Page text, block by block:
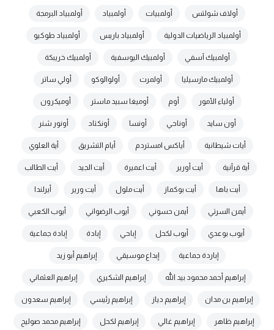
أولاف شولتس أولمبيات أولمبياد أولمبياد البرمجة
أولمبياد الرياضيات الدولية أولمبياد باريس أولمبياد طوكيو
أولمبيك آسفي أولمبيك اليوسفية أولمبيك خريبكة
أولمبيك مارسيليا أولمرت أولوالوكو أولي ساتر
أولياء الأمور أوم أوميغا سبيد ماستر أوميكرون
أون سايد أوناحي أونسا أونكتاد أونور شنر
أيات شيطانية أياكس امستردم أيام التشريق أية العلوي
أية قرآنية أيت أورير أيت اعميرة أيت الجيد أيت الطالب
أيت باها أيت بوكماز أيت ملول أيت ورير أيرلندا
أيمن السرتي أيمن حسوني أيوب الرضواني أيوب الكعبي
أيوب بوعدي أيوب لكحل إباحي إبادة إبادة جماعية
إباردة جماعية إبداع موسيقي إبراهيم أبو زيد
إبراهيم أحمد محمود بيد الله إبراهيم الشكيري إبراهيم العثماني
إبراهيم بن مدان إبراهيم دياز إبراهيم رئيسي إبراهيم سعدون
إبراهيم ظاهر إبراهيم غالي إبراهيم لكحل إبراهيم محمد صوليح